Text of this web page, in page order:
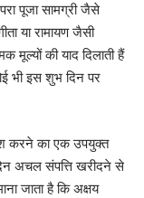
पूजा सामग्री जैसे
या रामायण जैसी
मूल्यों की याद दिलाती हैं
भी इस शुभ दिन पर
करने का एक उपयुक्त
अचल संपत्ति खरीदने से
जाता है कि अक्षय